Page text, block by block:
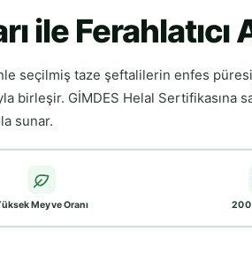
ile Ferahlatıcı
seçilmiş taze şeftalilerin enfes
birleşir. GİMDES Helal
sunar.
Meyve Oranı 200